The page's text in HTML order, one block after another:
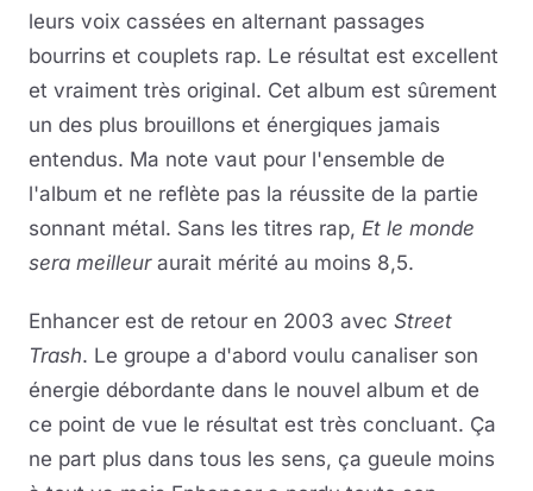
leurs voix cassées en alternant passages
bourrins et couplets rap. Le résultat est excellent
et vraiment très original. Cet album est sûrement
un des plus brouillons et énergiques jamais
entendus. Ma note vaut pour l'ensemble de
l'album et ne reflète pas la réussite de la partie
sonnant métal. Sans les titres rap, Et le monde
sera meilleuraurait mérité au moins 8,5.
Enhancer est de retour en 2003 avec Street
Trash. Le groupe a d'abord voulu canaliser son
énergie débordante dans le nouvel album et de
ce point de vue le résultat est très concluant. Ça
ne part plus dans tous les sens, ça gueule moins